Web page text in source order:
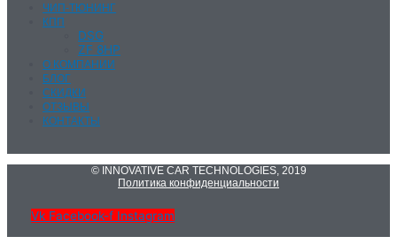
ЧИП-ТЮНИНГ
КПП
DSG
ZF 8HP
О КОМПАНИИ
БЛОГ
СКИДКИ
ОТЗЫВЫ
КОНТАКТЫ
© INNOVATIVE CAR TECHNOLOGIES, 2019
Политика конфиденциальности
Vk Facebook-f Instagram